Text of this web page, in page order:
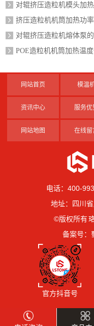
对辊挤压造粒机模头加
挤压造粒机机筒加热功
对辊挤压造粒机熔体泵
POE造粒机机筒加热温
网站首页 模温
资讯中心 服务优
网站地图 在线留
电话：400-
地址：四川
©版权所有
备案号：
官方抖音号